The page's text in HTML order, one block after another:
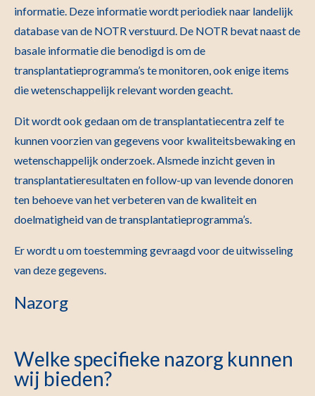
informatie. Deze informatie wordt periodiek naar landelijk
database van de NOTR verstuurd. De NOTR bevat naast de
basale informatie die benodigd is om de
transplantatieprogramma’s te monitoren, ook enige items
die wetenschappelijk relevant worden geacht.
Dit wordt ook gedaan om de transplantatiecentra zelf te
kunnen voorzien van gegevens voor kwaliteitsbewaking en
wetenschappelijk onderzoek. Alsmede inzicht geven in
transplantatieresultaten en follow-up van levende donoren
ten behoeve van het verbeteren van de kwaliteit en
doelmatigheid van de transplantatieprogramma’s.
Er wordt u om toestemming gevraagd voor de uitwisseling
van deze gegevens.
Nazorg
Welke specifieke nazorg kunnen
wij bieden?